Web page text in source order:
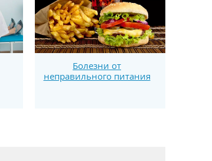
Болезни от
неправильного питания